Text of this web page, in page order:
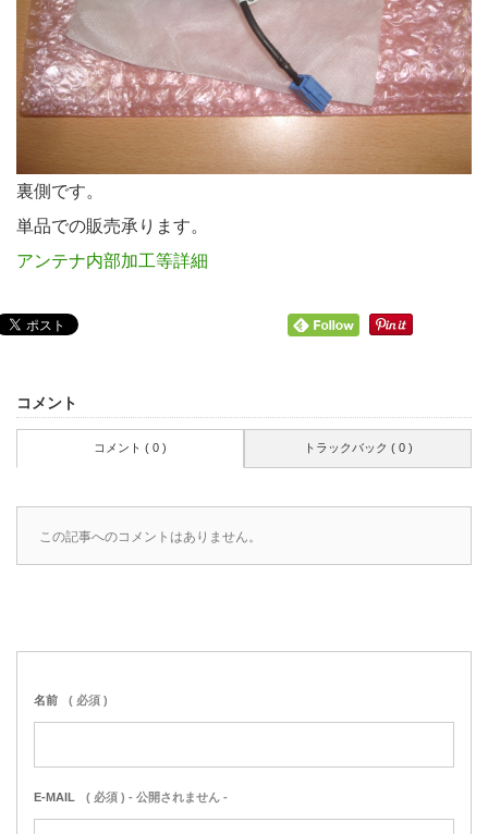
裏側です。
単品での販売承ります。
アンテナ内部加工等詳細
コメント
コメント ( 0 ) トラックバック ( 0 )
この記事へのコメントはありません。
名前 ( 必須 )
E-MAIL ( 必須 ) - 公開されません -